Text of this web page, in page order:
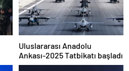
Uluslararası Anadolu
Ankası-2025 Tatbikatı başladı